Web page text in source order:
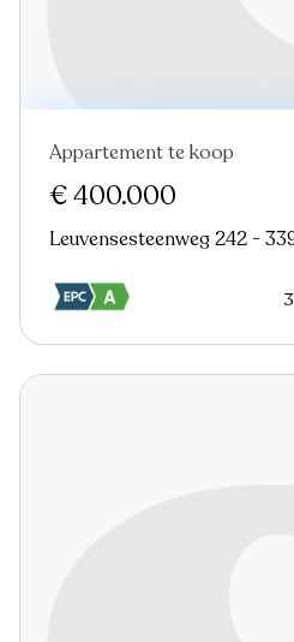
Appartement te koop
€ 400.000
Leuvensesteenweg 242 -
3